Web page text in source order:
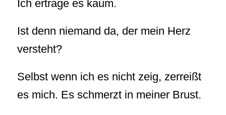
Ich ertrage es kaum.
Ist denn niemand da, der mein Herz
versteht?
Selbst wenn ich es nicht zeig, zerreißt
es mich. Es schmerzt in meiner Brust.